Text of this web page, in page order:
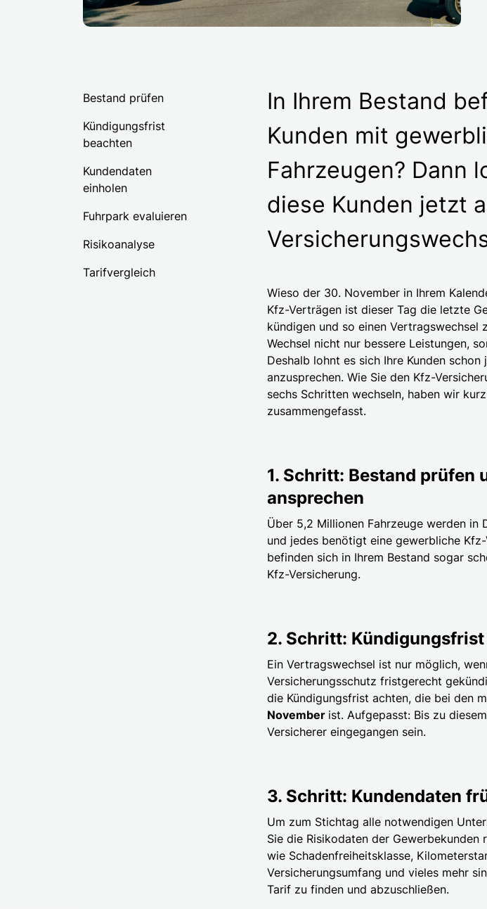
Bestand prüfen
Kündigungsfrist
beachten
Kundendaten
einholen
Fuhrpark evaluieren
Risikoanalyse
Tarifvergleich
In Ihrem Bestand
Kunden mit
Fahrzeugen? Dann
diese Kunden jetzt
Wieso der 30. November in Ihrem
Kfz-Verträgen ist dieser Tag die letzte
kündigen und so einen Vertragswechsel
Wechsel nicht nur bessere Leistungen,
Deshalb lohnt es sich Ihre Kunden schon
anzusprechen. Wie Sie den Kfz-
sechs Schritten wechseln, haben wir
zusammengefasst.
1. Schritt: Bestand prüfen
ansprechen
Über 5,2 Millionen Fahrzeuge werden in
und jedes benötigt eine gewerbliche
befinden sich in Ihrem Bestand sogar
Kfz-Versicherung.
2. Schritt:
Ein Vertragswechsel ist nur möglich,
Versicherungsschutz fristgerecht
die Kündigungsfrist achten, die bei den
November ist. Aufgepasst: Bis zu
Versicherer eingegangen sein.
3. Schritt: Kundendaten
Um zum Stichtag alle notwendigen
Sie die Risikodaten der
wie Schadenfreiheitsklasse,
Versicherungsumfang und vieles mehr
Tarif zu finden und abzuschließen.